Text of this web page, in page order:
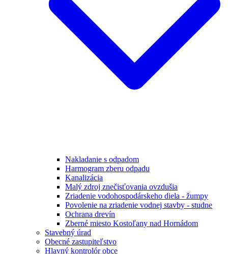
Nakladanie s odpadom
Harmogram zberu odpadu
Kanalizácia
Malý zdroj znečisťovania ovzdušia
Zriadenie vodohospodárskeho diela - žumpy
Povolenie na zriadenie vodnej stavby - studne
Ochrana drevín
Zberné miesto Kostoľany nad Hornádom
Stavebný úrad
Obecné zastupiteľstvo
Hlavný kontrolór obce